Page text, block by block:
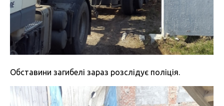
Обставини загибелі зараз розслідує поліція.